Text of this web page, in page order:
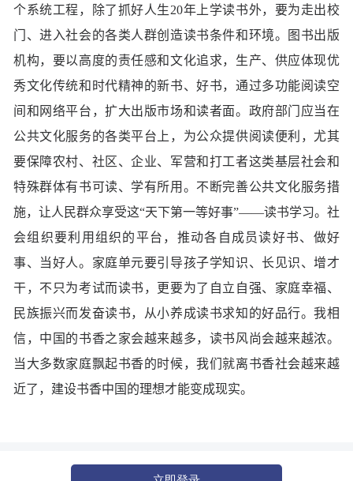
个系统工程，除了抓好人生20年上学读书外，要为走出校
门、进入社会的各类人群创造读书条件和环境。图书出版
机构，要以高度的责任感和文化追求，生产、供应体现优
秀文化传统和时代精神的新书、好书，通过多功能阅读空
间和网络平台，扩大出版市场和读者面。政府部门应当在
公共文化服务的各类平台上，为公众提供阅读便利，尤其
要保障农村、社区、企业、军营和打工者这类基层社会和
特殊群体有书可读、学有所用。不断完善公共文化服务措
施，让人民群众享受这“天下第一等好事”——读书学习。社
会组织要利用组织的平台，推动各自成员读好书、做好
事、当好人。家庭单元要引导孩子学知识、长见识、增才
干，不只为考试而读书，更要为了自立自强、家庭幸福、
民族振兴而发奋读书，从小养成读书求知的好品行。我相
信，中国的书香之家会越来越多，读书风尚会越来越浓。
当大多数家庭飘起书香的时候，我们就离书香社会越来越
近了，建设书香中国的理想才能变成现实。